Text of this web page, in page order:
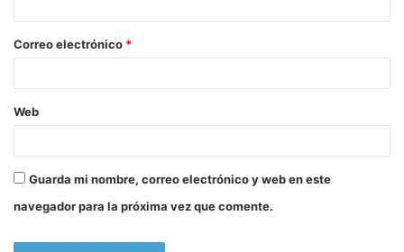
*
Correo electrónico *
Web
Guarda mi nombre, correo electrónico y web en este
navegador para la próxima vez que comente.